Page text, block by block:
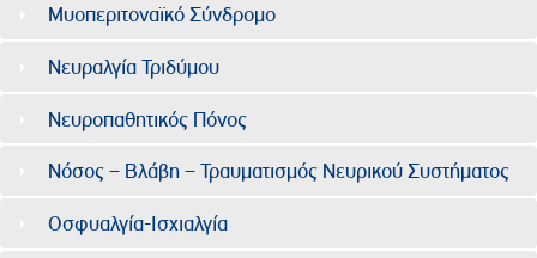
Μυοπεριτοναϊκό Σύνδρομο
Νευραλγία Τριδύμου
Νευροπαθητικός Πόνος
Νόσος – Βλάβη – Τραυματισμός Νευρικού Συστήματος
Οσφυαλγία-Ισχιαλγία